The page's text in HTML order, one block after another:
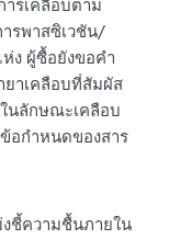
รเคลือบตาม
รพาสซิเวชัน/
ง ผู้ซื้อยังขอคำ
าเคลือบที่สัมผัส
นลักษณะเคลือบ
อกำหนดของสาร
งชี้ความชื้นภายใน